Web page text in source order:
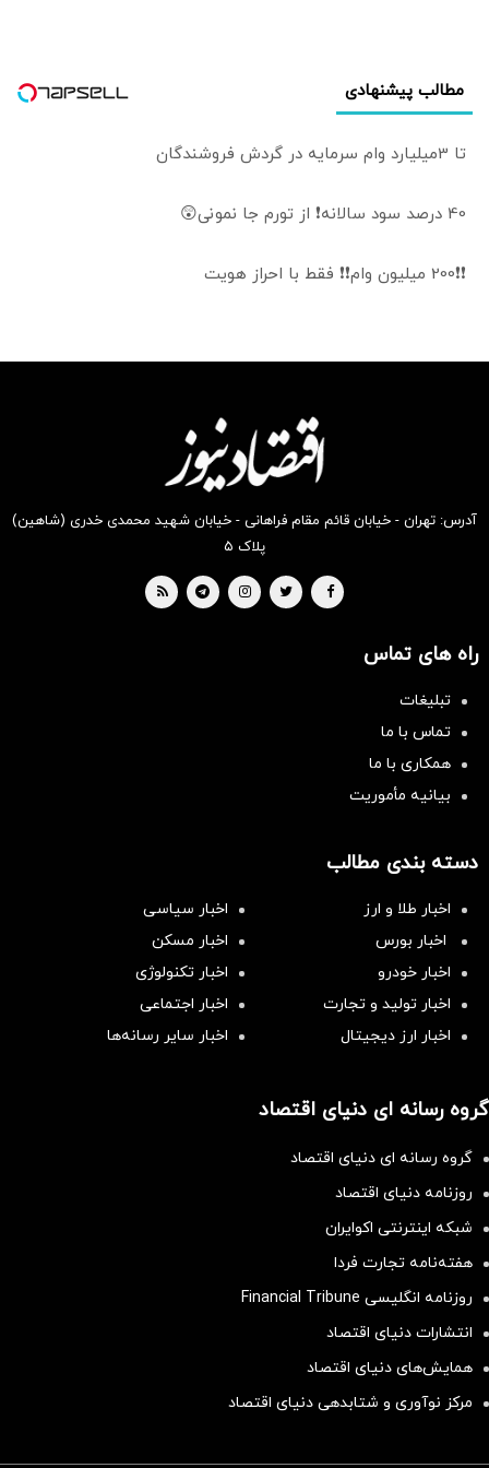
مطالب پیشنهادی
تا 3میلیارد وام سرمایه در گردش فروشندگان
40 درصد سود سالانه❗ از تورم جا نمونی😲
❗❗200 میلیون وام❗❗ فقط با احراز هویت
آدرس: تهران - خیابان قائم مقام فراهانی - خیابان شهید محمدی خدری (شاهین)
پلاک ۵
راه های تماس
تبلیغات
تماس با ما
همکاری با ما
بیانیه مأموریت
دسته بندی مطالب
اخبار طلا و ارز
اخبار سیاسی
اخبار بورس
اخبار مسکن
اخبار خودرو
اخبار تکنولوژی
اخبار تولید و تجارت
اخبار اجتماعی
اخبار ارز دیجیتال
اخبار سایر رسانه‌‌ها
گروه رسانه ای دنیای اقتصاد
گروه رسانه ای دنیای اقتصاد
روزنامه دنیای اقتصاد
شبکه اینترنتی اکوایران
هفته‌نامه تجارت فردا
روزنامه انگلیسی Financial Tribune
انتشارات دنیای اقتصاد
همایش‌های دنیای اقتصاد
مرکز نوآوری و شتابدهی دنیای اقتصاد